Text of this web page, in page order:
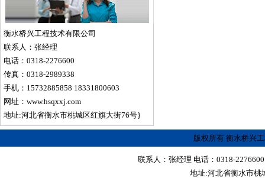
衡水桥兴工程技术有限公司
联系人：张经理
电话：0318-2276600
传真：0318-2989338
手机：15732885858 18331800603
网址：www.hsqxxj.com
地址:河北省衡水市桃城区红旗大街76号}
版权所有 衡水桥兴
联系人：张经理 电话：0318-
地址:河北省衡水市桃